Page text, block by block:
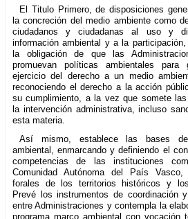
El Titulo Primero, de disposiciones
la concreción del medio ambiente como
ciudadanos y ciudadanas al uso y
información ambiental y a la participación,
la obligación de que las
promuevan políticas ambientales para
ejercicio del derecho a un medio
reconociendo el derecho a la acción
su cumplimiento, a la vez que somete
la intervención administrativa, incluso
esta materia.
Así mismo, establece las bases
ambiental, enmarcando y definiendo el
competencias de las instituciones
Comunidad Autónoma del País Vasco,
forales de los territorios históricos y los
Prevé los instrumentos de coordinación
entre Administraciones y contempla la
programa marco ambiental con vocación